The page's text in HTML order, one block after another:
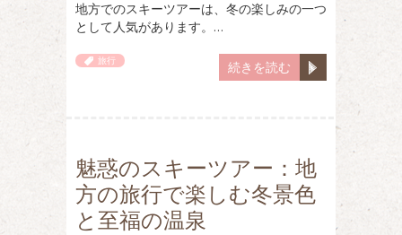
地方でのスキーツアーは、冬の楽しみの一つ
として人気があります。…
続きを読む
旅行
魅惑のスキーツアー：地
方の旅行で楽しむ冬景色
と至福の温泉